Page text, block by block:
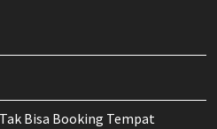
Bisa Booking Tempat